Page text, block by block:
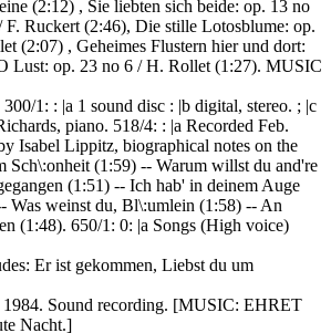
(2:12) , Sie liebten sich beide: op. 13 no
Ruckert (2:46), Die stille Lotosblume: op.
(2:07) , Geheimes Flustern hier und dort:
Lust: op. 23 no 6 / H. Rollet (1:27). MUSIC
1: : |a 1 sound disc : |b digital, stereo. ; |c
piano. 518/4: : |a Recorded Feb.
Isabel Lippitz, biographical notes on the
Sch\:onheit (1:59) -- Warum willst du and're
(1:51) -- Ich hab' in deinem Auge
Was weinst du, Bl\:umlein (1:58) -- An
(1:48). 650/1: 0: |a Songs (High voice)
Er ist gekommen, Liebst du um
1984. Sound recording. [MUSIC: EHRET
Nacht.]